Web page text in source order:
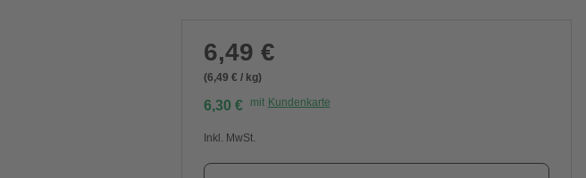
6,49 €
(6,49 € / kg)
6,30 € mit Kundenkarte
Inkl. MwSt.